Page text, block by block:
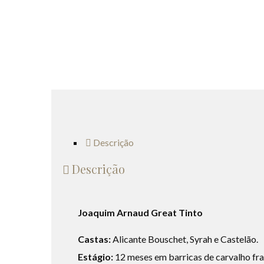
Descrição
Descrição
Joaquim Arnaud Great Tinto
Castas:Alicante Bouschet, Syrah e Castelão.
Estágio: 12 meses em barricas de carvalho